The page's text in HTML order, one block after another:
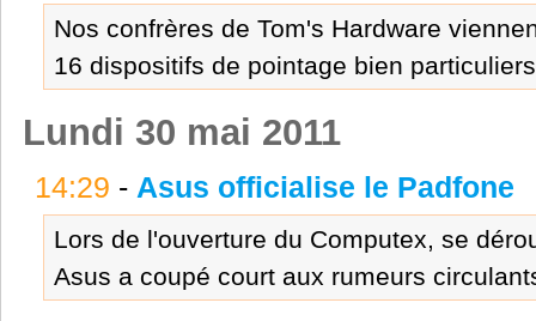
Nos confrères de Tom's Hardware
16 dispositifs de pointage bien
Lundi 30 mai 2011
14:29 - Asus officialise le Padfone
Lors de l'ouverture du Computex, se
Asus a coupé court aux rumeurs